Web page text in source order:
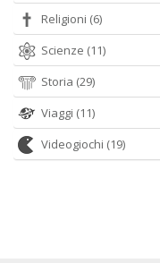
Religioni (6)
Scienze (11)
Storia (29)
Viaggi (11)
Videogiochi (19)